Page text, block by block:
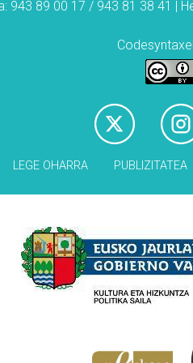
943 89 00 17 / 943 81 38 41 |
LEGE OHARRA PUBLIZITATEA